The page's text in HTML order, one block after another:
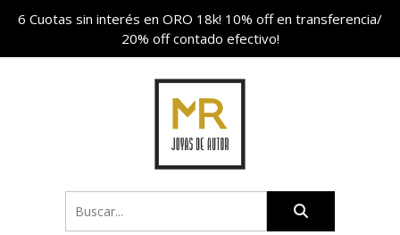
6 Cuotas sin interés en ORO 18k! 10% off en transferencia/
20% off contado efectivo!